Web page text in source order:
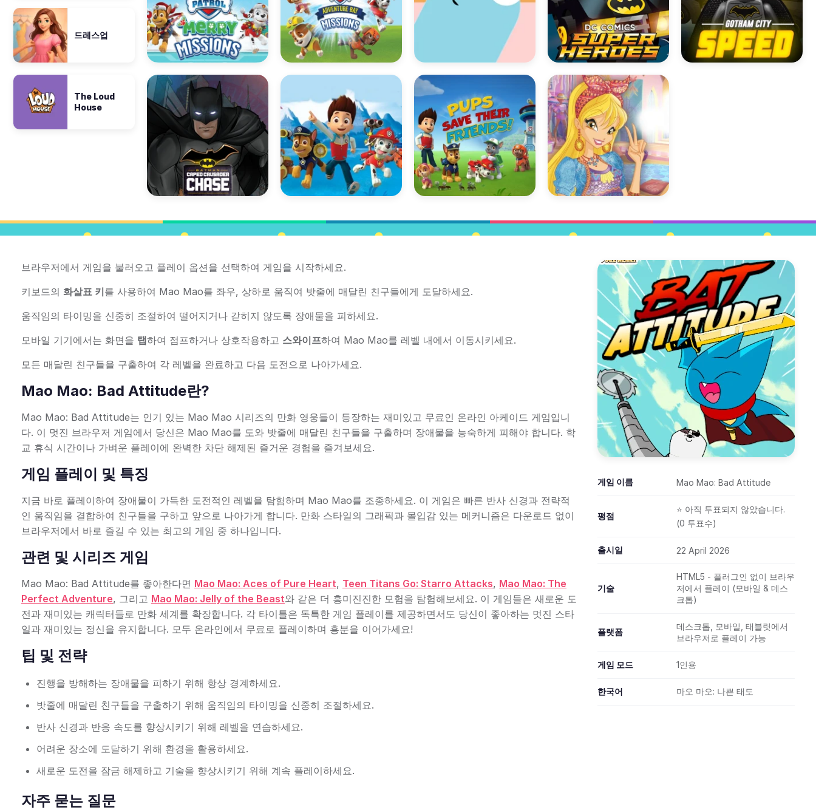
드레스업
The Loud
House
브라우저에서 게임을 불러오고 플레이 옵션을 선택하여 게임을 시작하세요.
키보드의 화살표 키를 사용하여 Mao Mao를 좌우, 상하로 움직여 밧줄에 매달린 친구들에게 도달하세요.
움직임의 타이밍을 신중히 조절하여 떨어지거나 갇히지 않도록 장애물을 피하세요.
모바일 기기에서는 화면을 탭하여 점프하거나 상호작용하고 스와이프하여 Mao Mao를 레벨 내에서 이동시키세요.
모든 매달린 친구들을 구출하여 각 레벨을 완료하고 다음 도전으로 나아가세요.
Mao Mao: Bad Attitude란?
Mao Mao: Bad Attitude는 인기 있는 Mao Mao 시리즈의 만화 영웅들이 등장하는 재미있고 무료인 온라인 아케이드 게임입니
다. 이 멋진 브라우저 게임에서 당신은 Mao Mao를 도와 밧줄에 매달린 친구들을 구출하며 장애물을 능숙하게 피해야 합니다. 학
교 휴식 시간이나 가벼운 플레이에 완벽한 차단 해제된 즐거운 경험을 즐겨보세요.
게임 플레이 및 특징
지금 바로 플레이하여 장애물이 가득한 도전적인 레벨을 탐험하며 Mao Mao를 조종하세요. 이 게임은 빠른 반사 신경과 전략적
인 움직임을 결합하여 친구들을 구하고 앞으로 나아가게 합니다. 만화 스타일의 그래픽과 몰입감 있는 메커니즘은 다운로드 없이
브라우저에서 바로 즐길 수 있는 최고의 게임 중 하나입니다.
관련 및 시리즈 게임
Mao Mao: Bad Attitude를 좋아한다면 Mao Mao: Aces of Pure Heart, Teen Titans Go: Starro Attacks, Mao Mao: The
Perfect Adventure, 그리고 Mao Mao: Jelly of the Beast와 같은 더 흥미진진한 모험을 탐험해보세요. 이 게임들은 새로운 도
전과 재미있는 캐릭터들로 만화 세계를 확장합니다. 각 타이틀은 독특한 게임 플레이를 제공하면서도 당신이 좋아하는 멋진 스타
일과 재미있는 정신을 유지합니다. 모두 온라인에서 무료로 플레이하며 흥분을 이어가세요!
팁 및 전략
진행을 방해하는 장애물을 피하기 위해 항상 경계하세요.
밧줄에 매달린 친구들을 구출하기 위해 움직임의 타이밍을 신중히 조절하세요.
반사 신경과 반응 속도를 향상시키기 위해 레벨을 연습하세요.
어려운 장소에 도달하기 위해 환경을 활용하세요.
새로운 도전을 잠금 해제하고 기술을 향상시키기 위해 계속 플레이하세요.
자주 묻는 질문
게임 이름 Mao Mao: Bad Attitude
평점
⭐ 아직 투표되지 않았습니다.
(0 투표수)
출시일 22 April 2026
기술
HTML5 - 플러그인 없이 브라우
저에서 플레이 (모바일 & 데스
크톱)
플랫폼
데스크톱, 모바일, 태블릿에서
브라우저로 플레이 가능
게임 모드 1인용
한국어 마오 마오: 나쁜 태도